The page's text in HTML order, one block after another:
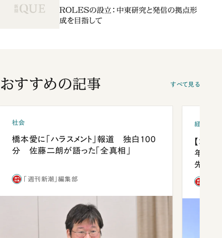
ROLESの設立：中東研究と発信の拠点形
成を目指して
おすすめの記事 すべて見る
社会
橋本愛に「ハラスメント」報道 独白100
分 佐藤二朗が語った「全真相」
「週刊新潮」編集部
経済・ビ
【コン
年会は
先1位